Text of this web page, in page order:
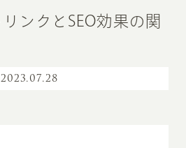
ンクとSEO効果の関
2023.07.28